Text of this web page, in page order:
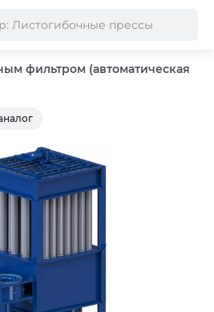
фильтром (автоматическая